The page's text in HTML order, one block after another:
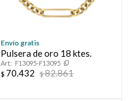
Envío gratis
Pulsera de oro 18 ktes.
F13095-F13095
$ 70.432 $82.861